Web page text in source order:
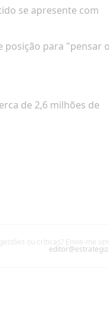
se apresente com
posição para "pensar
de 2,6 milhões de
ou críticas? Envie-me